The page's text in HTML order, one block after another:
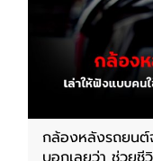
กล้องหลังรถยนต์